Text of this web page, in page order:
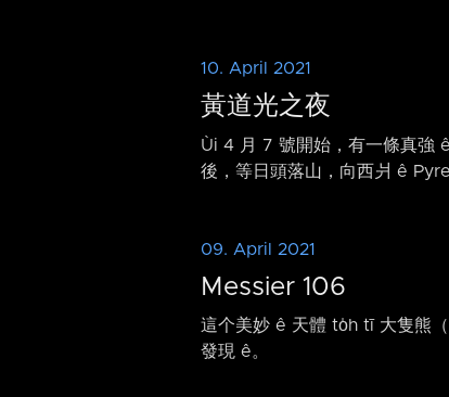
10. April 2021
黃道光之夜
Ùi 4 月 7 號開始，有一條真強
後，等日頭落山，向西爿 ê
09. April 2021
Messier 106
這个美妙 ê 天體 to̍h tī 大隻熊
發現 ê。